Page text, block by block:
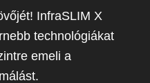
InfraSLIM X
technológiákat
emeli a